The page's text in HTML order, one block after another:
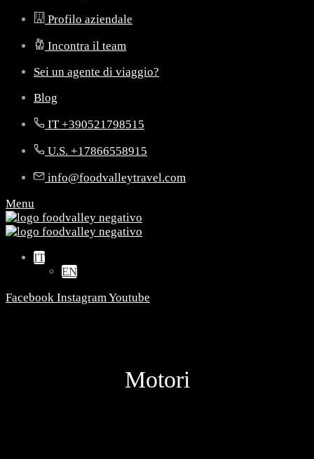
Profilo aziendale
Incontra il team
Sei un agente di viaggio?
Blog
IT +390521798515
U.S. +17866558915
info@foodvalleytravel.com
Menu
IT
EN
Facebook InstagramYoutube
Motori